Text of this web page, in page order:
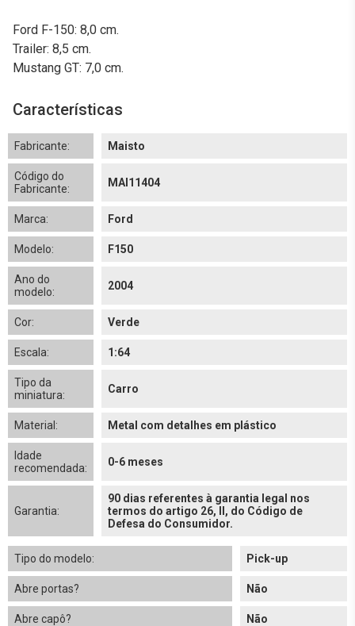
Ford F-150: 8,0 cm.
Trailer: 8,5 cm.
Mustang GT: 7,0 cm.
Características
Fabricante: Maisto
Código do
Fabricante:
MAI11404
Marca: Ford
Modelo: F150
Ano do
modelo:
2004
Cor: Verde
Escala: 1:64
Tipo da
miniatura:
Carro
Material: Metal com detalhes em plástico
Idade
recomendada:
0-6 meses
Garantia:
90 dias referentes à garantia legal nos
termos do artigo 26, II, do Código de
Defesa do Consumidor.
Tipo do modelo: Pick-up
Abre portas? Não
Abre capô? Não